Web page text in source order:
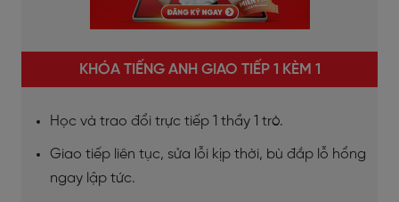
KHÓA TIẾNG ANH GIAO TIẾP 1 KÈM 1
Học và trao đổi trực tiếp 1 thầy 1 trò.
Giao tiếp liên tục, sửa lỗi kịp thời, bù đắp lỗ hổng
ngay lập tức.